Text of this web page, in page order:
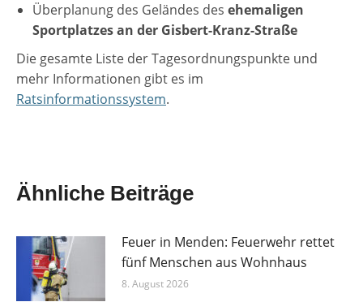
Überplanung des Geländes des ehemaligen
Sportplatzes an der Gisbert-Kranz-Straße
Die gesamte Liste der Tagesordnungspunkte und
mehr Informationen gibt es im
Ratsinformationssystem.
Ähnliche Beiträge
Feuer in Menden: Feuerwehr rettet
fünf Menschen aus Wohnhaus
8. August 2026